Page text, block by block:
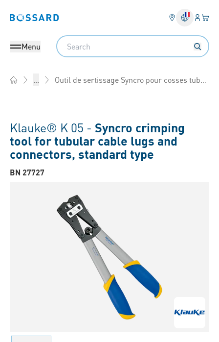
Bossard homepage
Menu
Search
... Outil de sertissage Syncro pour cosses tubulaires et manchons à sertir version standard
Klauke® K 05 - Syncro crimping
tool for tubular cable lugs and
connectors, standard type
BN 27727